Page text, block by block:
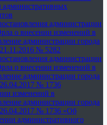
административных
администрации
о внесении изменений в
администрации города
№ 5282
администрации
о внесении изменений в
администрации города
№ 1736
изменений в
администрации города
№ 1736 «Об
административного